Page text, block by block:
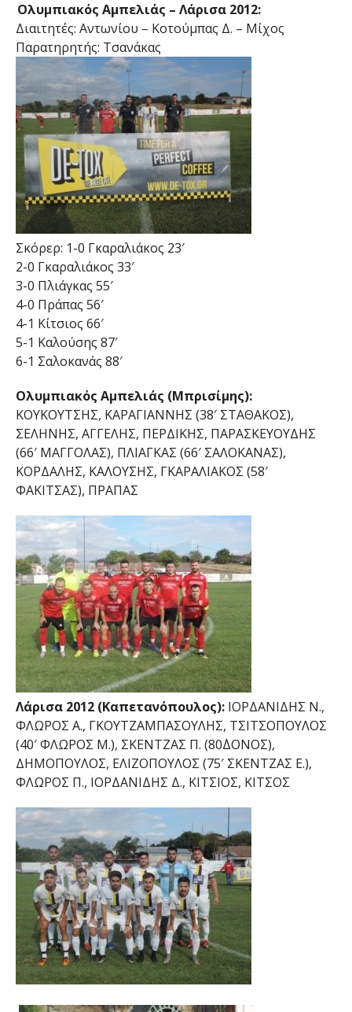
Ολυμπιακός Αμπελιάς – Λάρισα 2012:
Διαιτητές: Αντωνίου – Κοτούμπας Δ. – Μίχος
Παρατηρητής: Τσανάκας
Σκόρερ: 1-0 Γκαραλιάκος 23′
2-0 Γκαραλιάκος 33′
3-0 Πλιάγκας 55′
4-0 Πράπας 56′
4-1 Κίτσιος 66′
5-1 Καλούσης 87′
6-1 Σαλοκανάς 88′
Ολυμπιακός Αμπελιάς (Μπρισίμης):
ΚΟΥΚΟΥΤΣΗΣ, ΚΑΡΑΓΙΑΝΝΗΣ (38′ ΣΤΑΘΑΚΟΣ),
ΣΕΛΗΝΗΣ, ΑΓΓΕΛΗΣ, ΠΕΡΔΙΚΗΣ, ΠΑΡΑΣΚΕΥΟΥΔΗΣ
(66′ ΜΑΓΓΟΛΑΣ), ΠΛΙΑΓΚΑΣ (66′ ΣΑΛΟΚΑΝΑΣ),
ΚΟΡΔΑΛΗΣ, ΚΑΛΟΥΣΗΣ, ΓΚΑΡΑΛΙΑΚΟΣ (58′
ΦΑΚΙΤΣΑΣ), ΠΡΑΠΑΣ
Λάρισα 2012 (Καπετανόπουλος):ΙΟΡΔΑΝΙΔΗΣ Ν.,
ΦΛΩΡΟΣ Α., ΓΚΟΥΤΖΑΜΠΑΣΟΥΛΗΣ, ΤΣΙΤΣΟΠΟΥΛΟΣ
(40′ ΦΛΩΡΟΣ Μ.), ΣΚΕΝΤΖΑΣ Π. (80΄ΔΟΝΟΣ),
ΔΗΜΟΠΟΥΛΟΣ, ΕΛΙΖΟΠΟΥΛΟΣ (75′ ΣΚΕΝΤΖΑΣ Ε.),
ΦΛΩΡΟΣ Π., ΙΟΡΔΑΝΙΔΗΣ Δ., ΚΙΤΣΙΟΣ, ΚΙΤΣΟΣ